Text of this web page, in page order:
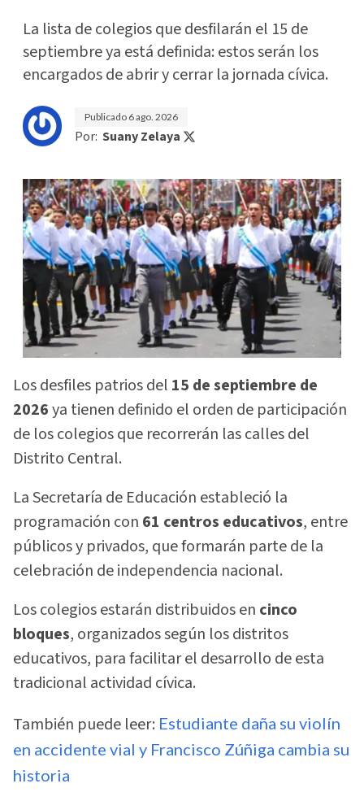
La lista de colegios que desfilarán el 15 de
septiembre ya está definida: estos serán los
encargados de abrir y cerrar la jornada cívica.
Publicado 6 ago. 2026
Por: Suany Zelaya
Los desfiles patrios del 15 de septiembre de
2026ya tienen definido el orden de participación
de los colegios que recorrerán las calles del
Distrito Central.
La Secretaría de Educación estableció la
programación con 61 centros educativos, entre
públicos y privados, que formarán parte de la
celebración de independencia nacional.
Los colegios estarán distribuidos en cinco
bloques, organizados según los distritos
educativos, para facilitar el desarrollo de esta
tradicional actividad cívica.
También puede leer: Estudiante daña su violín
en accidente vial y Francisco Zúñiga cambia su
historia